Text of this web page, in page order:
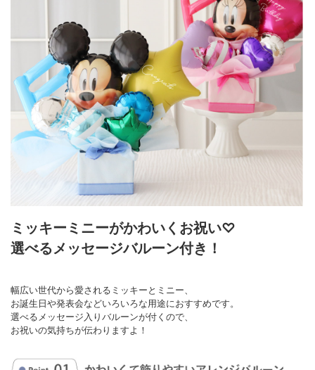
※土※ご注文から２営業日以降に発送いたします。メッセージシール不要の場合、
・日・祝日の発送業務はお休みです。
※小バルーンは変更になる場合がございます。
予めご了承ください。
ミッキーミニーがかわいくお祝い♡
選べるメッセージバルーン付き！
幅広い世代から愛されるミッキーとミニー、
お誕生日や発表会などいろいろな用途におすすめです。
選べるメッセージ入りバルーンが付くので、
お祝いの気持ちが伝わりますよ！